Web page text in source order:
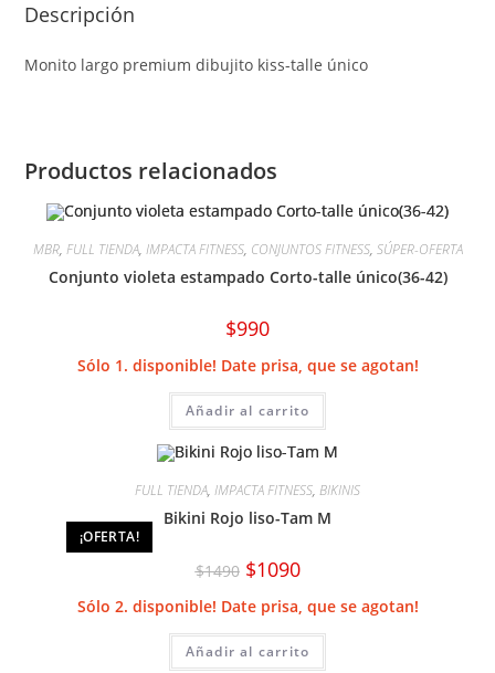
Descripción
Monito largo premium dibujito kiss-talle único
Productos relacionados
MBR, FULL TIENDA, IMPACTA FITNESS, CONJUNTOS FITNESS, SÚPER-OFERTA
Conjunto violeta estampado Corto-talle único(36-42)
$990
Sólo 1. disponible! Date prisa, que se agotan!
Añadir al carrito
¡OFERTA!
FULL TIENDA, IMPACTA FITNESS, BIKINIS
Bikini Rojo liso-Tam M
$1490 El
precio
original
era:
$1090El
precio
es:
Sólo 2. disponible! Date prisa, que se agotan!
Añadir al carrito